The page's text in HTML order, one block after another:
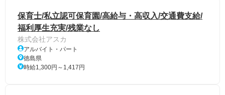
保育士/私立認可保育園/高給与・高収入/交通費支給/
福利厚生充実/残業なし
株式会社アスカ
アルバイト・パート
徳島県
時給1,300円～1,417円